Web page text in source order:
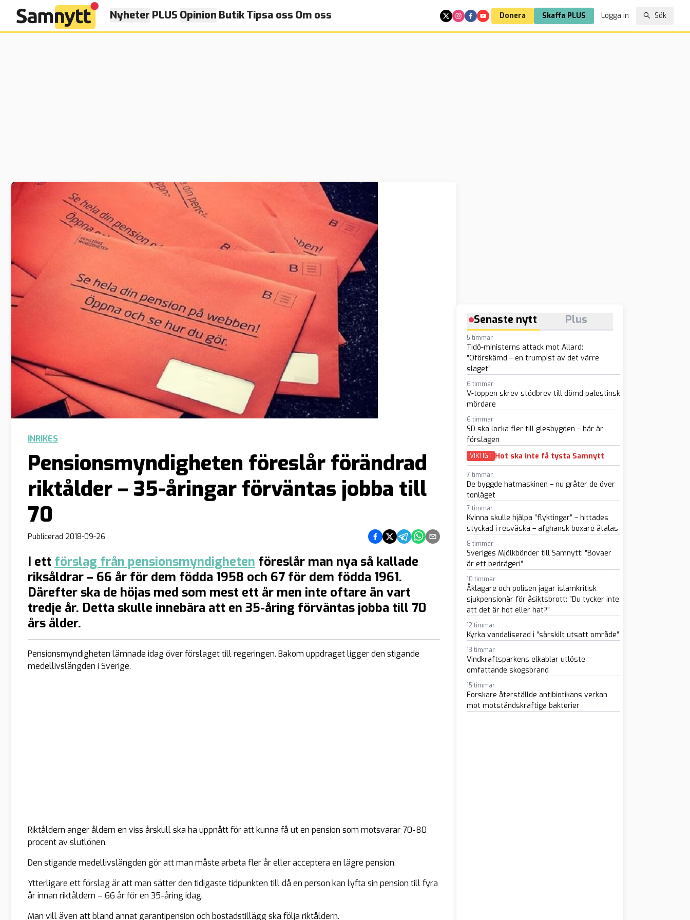
Nyheter PLUS Opinion ButikTipsa oss Om oss Donera Skaffa PLUS Logga in Sök
INRIKES
Pensionsmyndigheten föreslår förändrad
riktålder – 35-åringar förväntas jobba till
70
Publicerad 2018-09-26 Dela på Facebook
Dela på Twitter
Dela på Telegram
Dela på Whatsapp
Dela via e-post
I ett förslag från pensionsmyndigheten föreslår man nya så kallade
riksåldrar – 66 år för dem födda 1958 och 67 för dem födda 1961.
Därefter ska de höjas med som mest ett år men inte oftare än vart
tredje år. Detta skulle innebära att en 35-åring förväntas jobba till 70
års ålder.
Pensionsmyndigheten lämnade idag över förslaget till regeringen. Bakom uppdraget ligger den stigande
medellivslängden i Sverige.
Riktåldern anger åldern en viss årskull ska ha uppnått för att kunna få ut en pension som motsvarar 70-80
procent av slutlönen.
Den stigande medellivslängden gör att man måste arbeta fler år eller acceptera en lägre pension.
Ytterligare ett förslag är att man sätter den tidigaste tidpunkten till då en person kan lyfta sin pension till fyra
år innan riktåldern – 66 år för en 35-åring idag.
Man vill även att bland annat garantipension och bostadstillägg ska följa riktåldern.
Senaste nytt Plus
5 timmar
Tidö-ministerns attack mot Allard:
”Oförskämd – en trumpist av det värre
slaget”
6 timmar
V-toppen skrev stödbrev till dömd palestinsk
mördare
6 timmar
SD ska locka fler till glesbygden – här är
förslagen
VIKTIGT Hot ska inte få tysta Samnytt
7 timmar
De byggde hatmaskinen – nu gråter de över
tonläget
7 timmar
Kvinna skulle hjälpa ”flyktingar” – hittades
styckad i resväska – afghansk boxare åtalas
8 timmar
Sveriges Mjölkbönder till Samnytt: ”Bovaer
är ett bedrägeri”
10 timmar
Åklagare och polisen jagar islamkritisk
sjukpensionär för åsiktsbrott: ”Du tycker inte
att det är hot eller hat?”
12 timmar
Kyrka vandaliserad i ”särskilt utsatt område”
13 timmar
Vindkraftsparkens elkablar utlöste
omfattande skogsbrand
15 timmar
Forskare återställde antibiotikans verkan
mot motståndskraftiga bakterier